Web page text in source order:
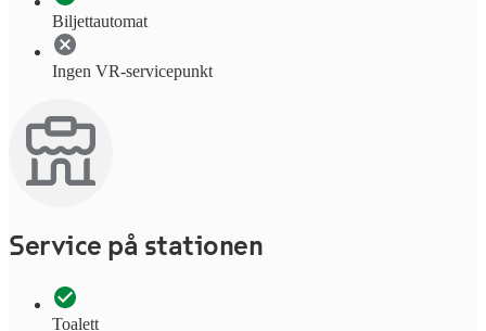
Biljettautomat
Ingen VR-servicepunkt
Service på stationen
Toalett